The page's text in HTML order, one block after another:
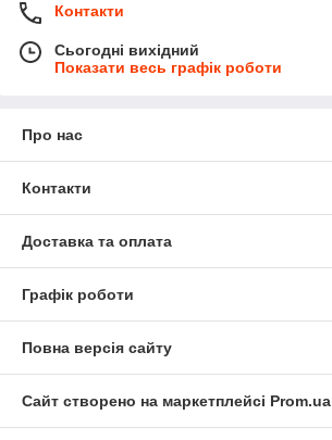
Контакти
Сьогодні вихідний
Показати весь графік роботи
Про нас
Контакти
Доставка та оплата
Графік роботи
Повна версія сайту
Сайт створено на маркетплейсі Prom.ua